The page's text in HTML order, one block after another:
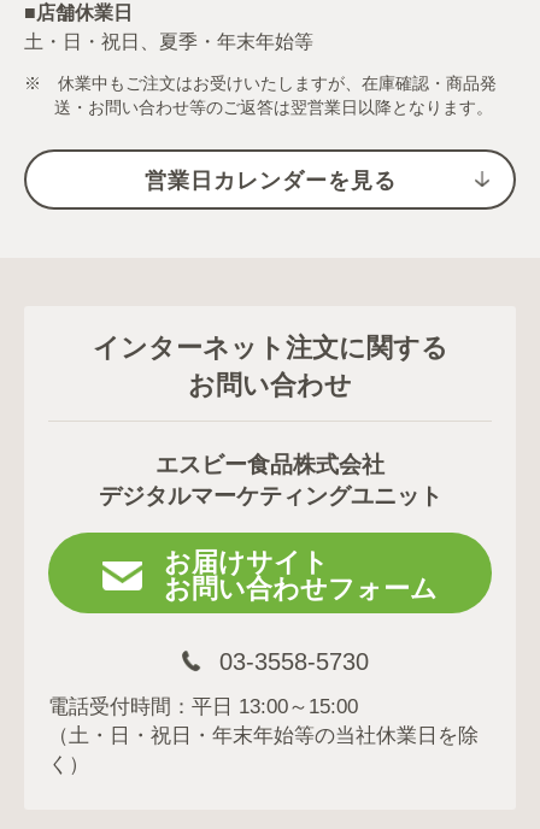
■店舗休業日
土・日・祝日、夏季・年末年始等
※ 休業中もご注文はお受けいたしますが、在庫確認・商品発
送・お問い合わせ等のご返答は翌営業日以降となります。
営業日カレンダーを見る
インターネット注文に関する
お問い合わせ
エスビー食品株式会社
デジタルマーケティングユニット
お届けサイト
お問い合わせフォーム
03-3558-5730
電話受付時間：平日 13:00～15:00
（土・日・祝日・年末年始等の当社休業日を除
く）